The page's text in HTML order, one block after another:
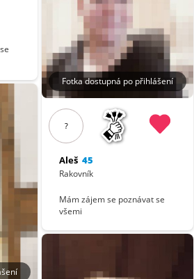
Fotka dostupná po přihlášení
?
Aleš 45
Rakovník
Mám zájem se poznávat se
všemi